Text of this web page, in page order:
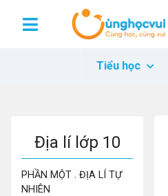
Tiểu học
Địa lí lớp 10
PHẦN MỘT . ĐỊA LÍ TỰ
NHIÊN